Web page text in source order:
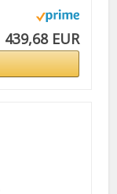
439,68 EUR